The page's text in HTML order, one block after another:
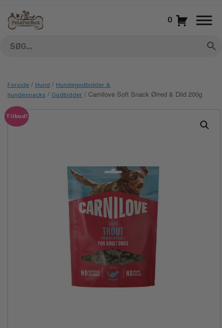
indhold
0
Forside / Hund / Hundegodbidder &
hundesnacks / Godbidder / Carnilove Soft Snack Ørred & Dild 200g
Tilbud!